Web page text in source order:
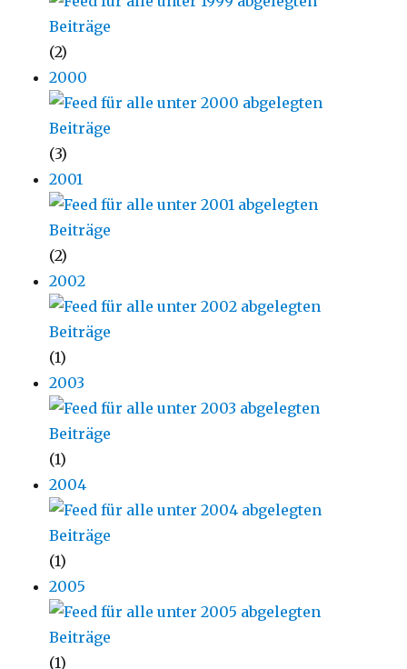
(2)
2000
(3)
2001
(2)
2002
(1)
2003
(1)
2004
(1)
2005
(1)